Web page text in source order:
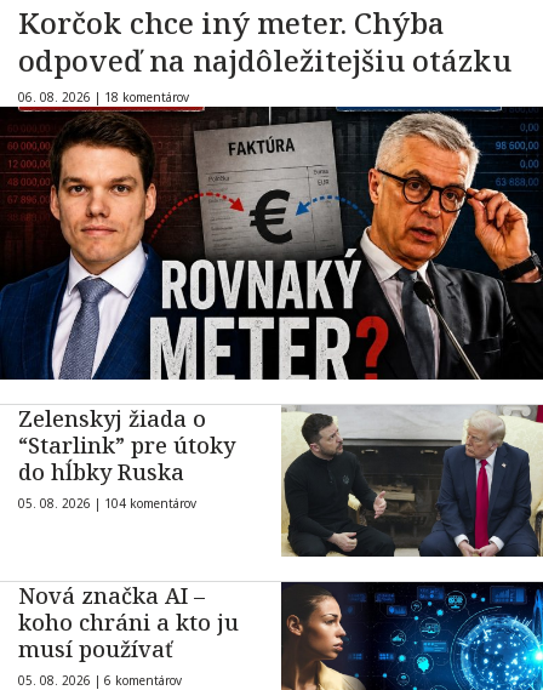
Korčok chce iný meter. Chýba
odpoveď na najdôležitejšiu otázku
06. 08. 2026 | 18 komentárov
Zelenskyj žiada o
“Starlink” pre útoky
do hĺbky Ruska
05. 08. 2026 | 104 komentárov
Nová značka AI –
koho chráni a kto ju
musí používať
05. 08. 2026 | 6 komentárov